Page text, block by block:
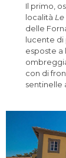
Il primo,
località
delle
lucente di
esposte a
con di
sentinelle